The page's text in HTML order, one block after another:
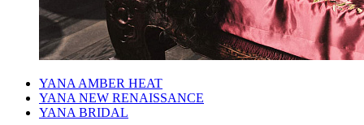
YANA AMBER HEAT
YANA NEW RENAISSANCE
YANA BRIDAL